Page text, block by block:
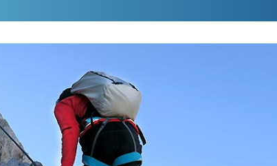
Art der Tour:
Schwierigkeitsgrad: